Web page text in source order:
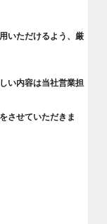
いただけるよう、厳
い内容は当社営業担
させていただきま